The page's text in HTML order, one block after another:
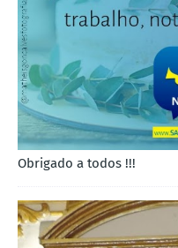
Obrigado a todos !!!